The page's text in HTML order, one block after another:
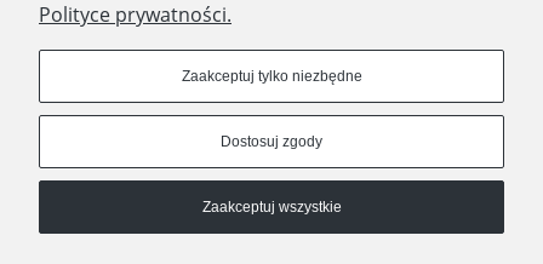
Prawa autorskie © 2023 - Wydawnictwo PROMIC
© Wydawnictwo PROMIC
Polityce prywatności.
Zaakceptuj tylko niezbędne
Dostosuj zgody
Zaakceptuj wszystkie